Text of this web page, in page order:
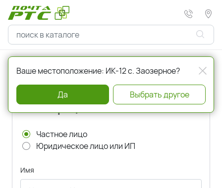
Главная Регистрация
Регистрация
Частное лицо
Юридическое лицо или ИП
Имя
Ваше местоположение: ИК-12 с. Заозерное?
Да Выбрать другое